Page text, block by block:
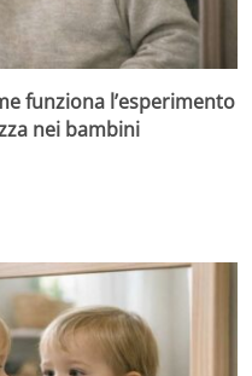
funziona l’esperimento
nei bambini